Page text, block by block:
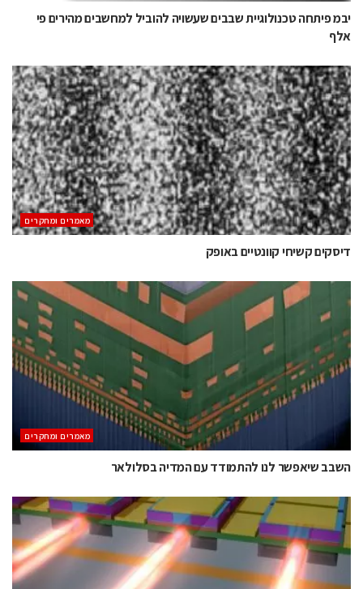
יבמ פיתחה טכנולוגיית שבבים שעשויה להוביל למחשבים מהירים פי
אלף
מאמרים ומחקרים
דיסקים קשיחי קוונטיים באופק
מאמרים ומחקרים
השבב שיאפשר לנו להתמודד עם המדיה בסלולאר